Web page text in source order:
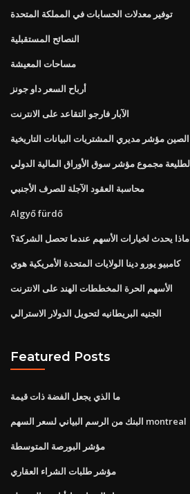
توفير معدلات الحسابات في المملكة المتحدة
النصائح المستقبلية
مساحات المعيشة
أرباح السعر داو جونز
الآبار فارجو التقاعد على الانترنت
الصين مؤشر مديري المشتريات البيانات التاريخية
محاسبة العقود الآجلة للصرف الأجنبي
Algyő fürdő
ماذا يحدث لخيارات الأسهم عندما تحصل الشركة؟
كامبيو يورو دينا الولايات المتحدة الأمريكية هوي
الأسهم الحرة المخططات الهند على الانترنت
الجنيه البريطانيه لتحويل الدولار الاسترالي
Featured Posts
ما الذي يجعل الفضة ذات قيمة
البنك من الرسم البياني لسعر السهم montreal
مؤشر البورصة المتوسطة
مؤشر طلبات الشراء العقاري